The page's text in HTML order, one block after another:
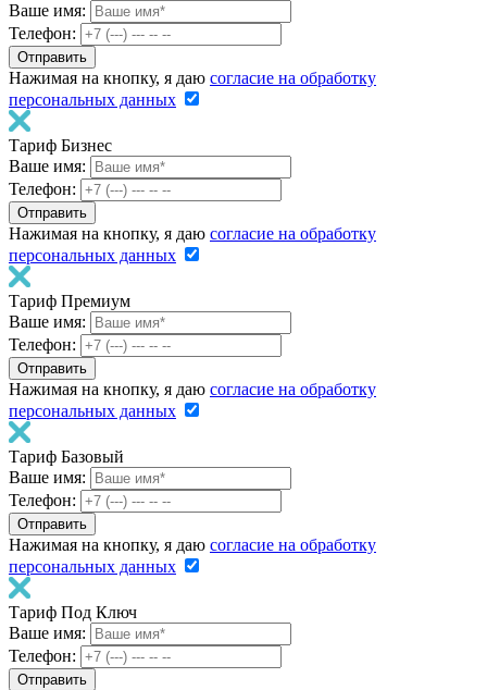
Ваше имя:
Телефон:
Нажимая на кнопку, я даю согласие на обработку
персональных данных
Тариф Бизнес
Ваше имя:
Телефон:
Нажимая на кнопку, я даю согласие на обработку
персональных данных
Тариф Премиум
Ваше имя:
Телефон:
Нажимая на кнопку, я даю согласие на обработку
персональных данных
Тариф Базовый
Ваше имя:
Телефон:
Нажимая на кнопку, я даю согласие на обработку
персональных данных
Тариф Под Ключ
Ваше имя:
Телефон: